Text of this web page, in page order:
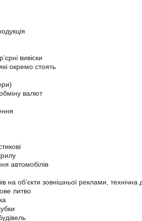
вивіски
окремо стоять
валют
автомобілів
об’єкти зовнішньої реклами, технічна
литво